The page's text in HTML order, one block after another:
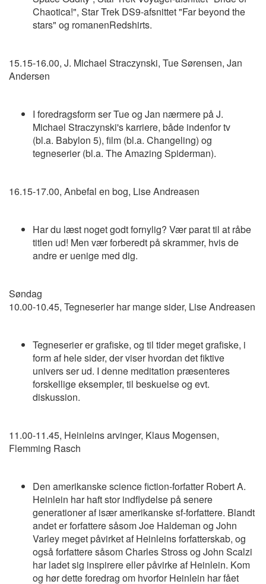
Chaotica!", Star Trek DS9-afsnittet "Far beyond the
stars" og romanenRedshirts.
15.15-16.00, J. Michael Straczynski, Tue Sørensen, Jan
Andersen
I foredragsform ser Tue og Jan nærmere på J.
Michael Straczynski's karriere, både indenfor tv
(bl.a. Babylon 5), film (bl.a. Changeling) og
tegneserier (bl.a. The Amazing Spiderman).
16.15-17.00, Anbefal en bog, Lise Andreasen
Har du læst noget godt fornylig? Vær parat til at råbe
titlen ud! Men vær forberedt på skrammer, hvis de
andre er uenige med dig.
Søndag
10.00-10.45, Tegneserier har mange sider, Lise Andreasen
Tegneserier er grafiske, og til tider meget grafiske, i
form af hele sider, der viser hvordan det fiktive
univers ser ud. I denne meditation præsenteres
forskellige eksempler, til beskuelse og evt.
diskussion.
11.00-11.45, Heinleins arvinger, Klaus Mogensen,
Flemming Rasch
Den amerikanske science fiction-forfatter Robert A.
Heinlein har haft stor indflydelse på senere
generationer af især amerikanske sf-forfattere. Blandt
andet er forfattere såsom Joe Haldeman og John
Varley meget påvirket af Heinleins forfatterskab, og
også forfattere såsom Charles Stross og John Scalzi
har ladet sig inspirere eller påvirke af Heinlein. Kom
og hør dette foredrag om hvorfor Heinlein har fået